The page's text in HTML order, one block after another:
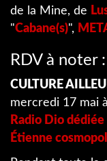
de la Mine, de
"Cabane(s)",
RDV à noter :
CULTURE
mercredi 17 mai
Radio Dio
Étienne